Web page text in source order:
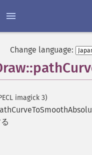
Change language:
imagick 3)